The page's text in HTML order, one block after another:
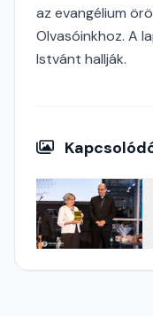
az evangélium
Olvasóinkhoz. A
Istvánt hallják.